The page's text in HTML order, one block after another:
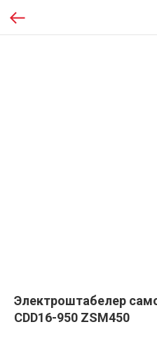
Электроштабелер
CDD16-950 ZSM450